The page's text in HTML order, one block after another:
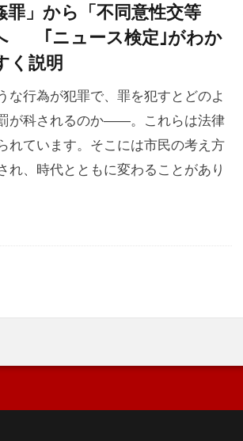
罪」から「不同意性交等
｢ニュース検定｣がわか
く説明
な行為が犯罪で、罪を犯すとどのよ
が科されるのか――。これらは法律
れています。そこには市民の考え方
れ、時代とともに変わることがあり